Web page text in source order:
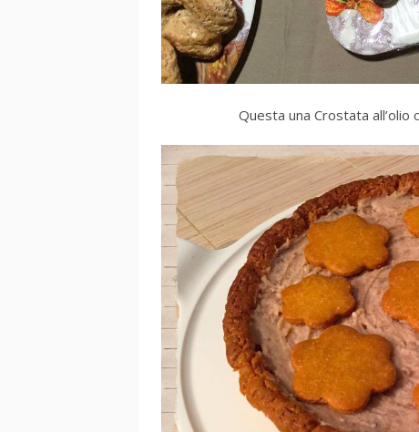
Questa una Crostata